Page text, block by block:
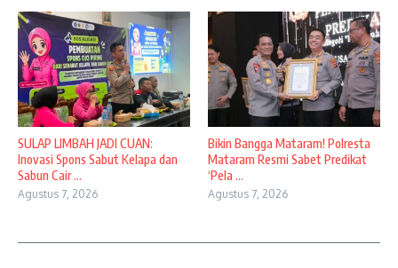
SULAP LIMBAH JADI CUAN:
Inovasi Spons Sabut Kelapa dan
Sabun Cair ...
Agustus 7, 2026
Bikin Bangga Mataram! Polresta
Mataram Resmi Sabet Predikat
‘Pela ...
Agustus 7, 2026